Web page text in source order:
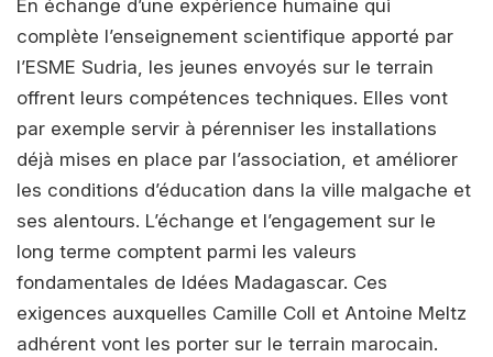
En échange d’une expérience humaine qui
complète l’enseignement scientifique apporté par
l’ESME Sudria, les jeunes envoyés sur le terrain
offrent leurs compétences techniques. Elles vont
par exemple servir à pérenniser les installations
déjà mises en place par l’association, et améliorer
les conditions d’éducation dans la ville malgache et
ses alentours. L’échange et l’engagement sur le
long terme comptent parmi les valeurs
fondamentales de Idées Madagascar. Ces
exigences auxquelles Camille Coll et Antoine Meltz
adhérent vont les porter sur le terrain marocain.